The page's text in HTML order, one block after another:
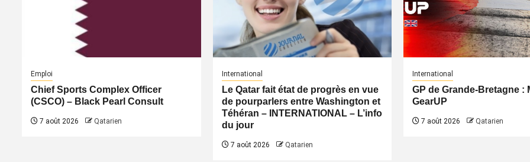
Emploi
Chief Sports Complex Officer
(CSCO) – Black Pearl Consult
7 août 2026 Qatarien
International
Le Qatar fait état de progrès en vue
de pourparlers entre Washington et
Téhéran – INTERNATIONAL – L’info
du jour
7 août 2026 Qatarien
International
GP de Grande-Bretagne :
GearUP
7 août 2026 Qatarien